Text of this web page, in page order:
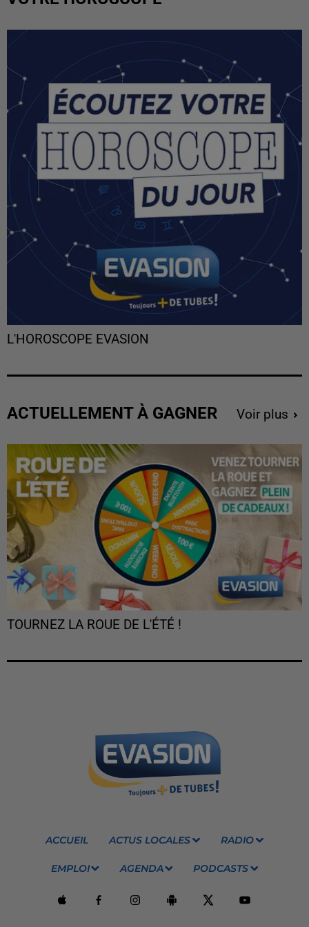
L'HOROSCOPE EVASION
ACTUELLEMENT À GAGNER Voir plus
TOURNEZ LA ROUE DE L'ÉTÉ !
ACCUEIL ACTUS LOCALES RADIO
EMPLOI AGENDA PODCASTS